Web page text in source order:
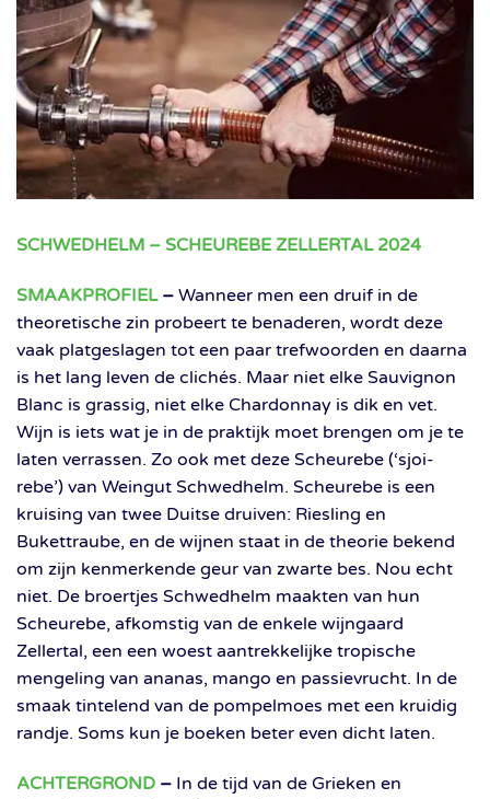
SCHWEDHELM – SCHEUREBE ZELLERTAL 2024
SMAAKPROFIEL– Wanneer men een druif in de
theoretische zin probeert te benaderen, wordt deze
vaak platgeslagen tot een paar trefwoorden en daarna
is het lang leven de clichés. Maar niet elke Sauvignon
Blanc is grassig, niet elke Chardonnay is dik en vet.
Wijn is iets wat je in de praktijk moet brengen om je te
laten verrassen. Zo ook met deze Scheurebe (‘sjoi-
rebe’) van Weingut Schwedhelm. Scheurebe is een
kruising van twee Duitse druiven: Riesling en
Bukettraube, en de wijnen staat in de theorie bekend
om zijn kenmerkende geur van zwarte bes. Nou echt
niet. De broertjes Schwedhelm maakten van hun
Scheurebe, afkomstig van de enkele wijngaard
Zellertal, een een woest aantrekkelijke tropische
mengeling van ananas, mango en passievrucht. In de
smaak tintelend van de pompelmoes met een kruidig
randje. Soms kun je boeken beter even dicht laten.
ACHTERGROND – In de tijd van de Grieken en